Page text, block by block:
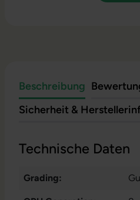
Beschreibung
Sicherheit &
Technische Daten
Grading: